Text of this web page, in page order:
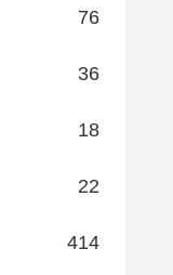
76
36
18
22
414